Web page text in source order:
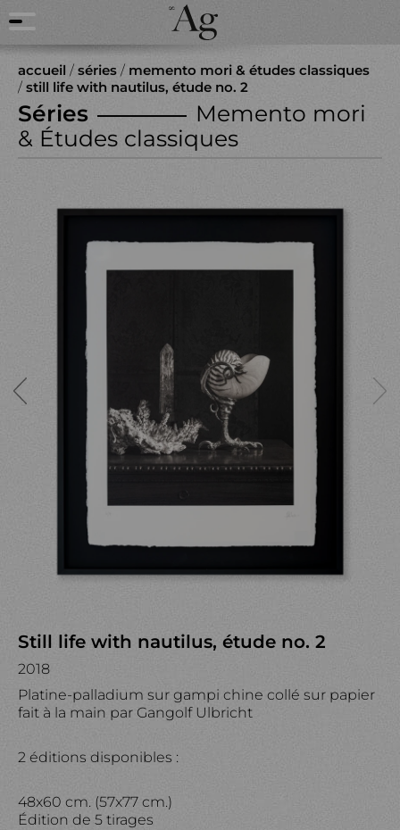
accueil / séries / memento mori & études classiques
/ still life with nautilus, étude no. 2
Séries
Memento mori
& Études classiques
Still life with nautilus, étude no. 2
2018
Platine-palladium sur gampi chine collé sur papier
fait à la main par Gangolf Ulbricht
2 éditions disponibles :
48x60 cm. (57x77 cm.)
Édition de 5 tirages